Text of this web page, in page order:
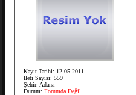
Kayıt Tarihi: 12.05.2011
İleti Sayısı: 559
Şehir: Adana
Durum: Forumda Değil